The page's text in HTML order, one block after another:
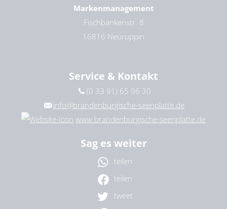
Markenmanagement
Fischbänkenstr. 8
16816 Neuruppin
Service & Kontakt
(0 33 91) 65 96 30
info@brandenburgische-seenplatte.de
www.brandenburgische-seenplatte.de
Sag es weiter
teilen
teilen
tweet